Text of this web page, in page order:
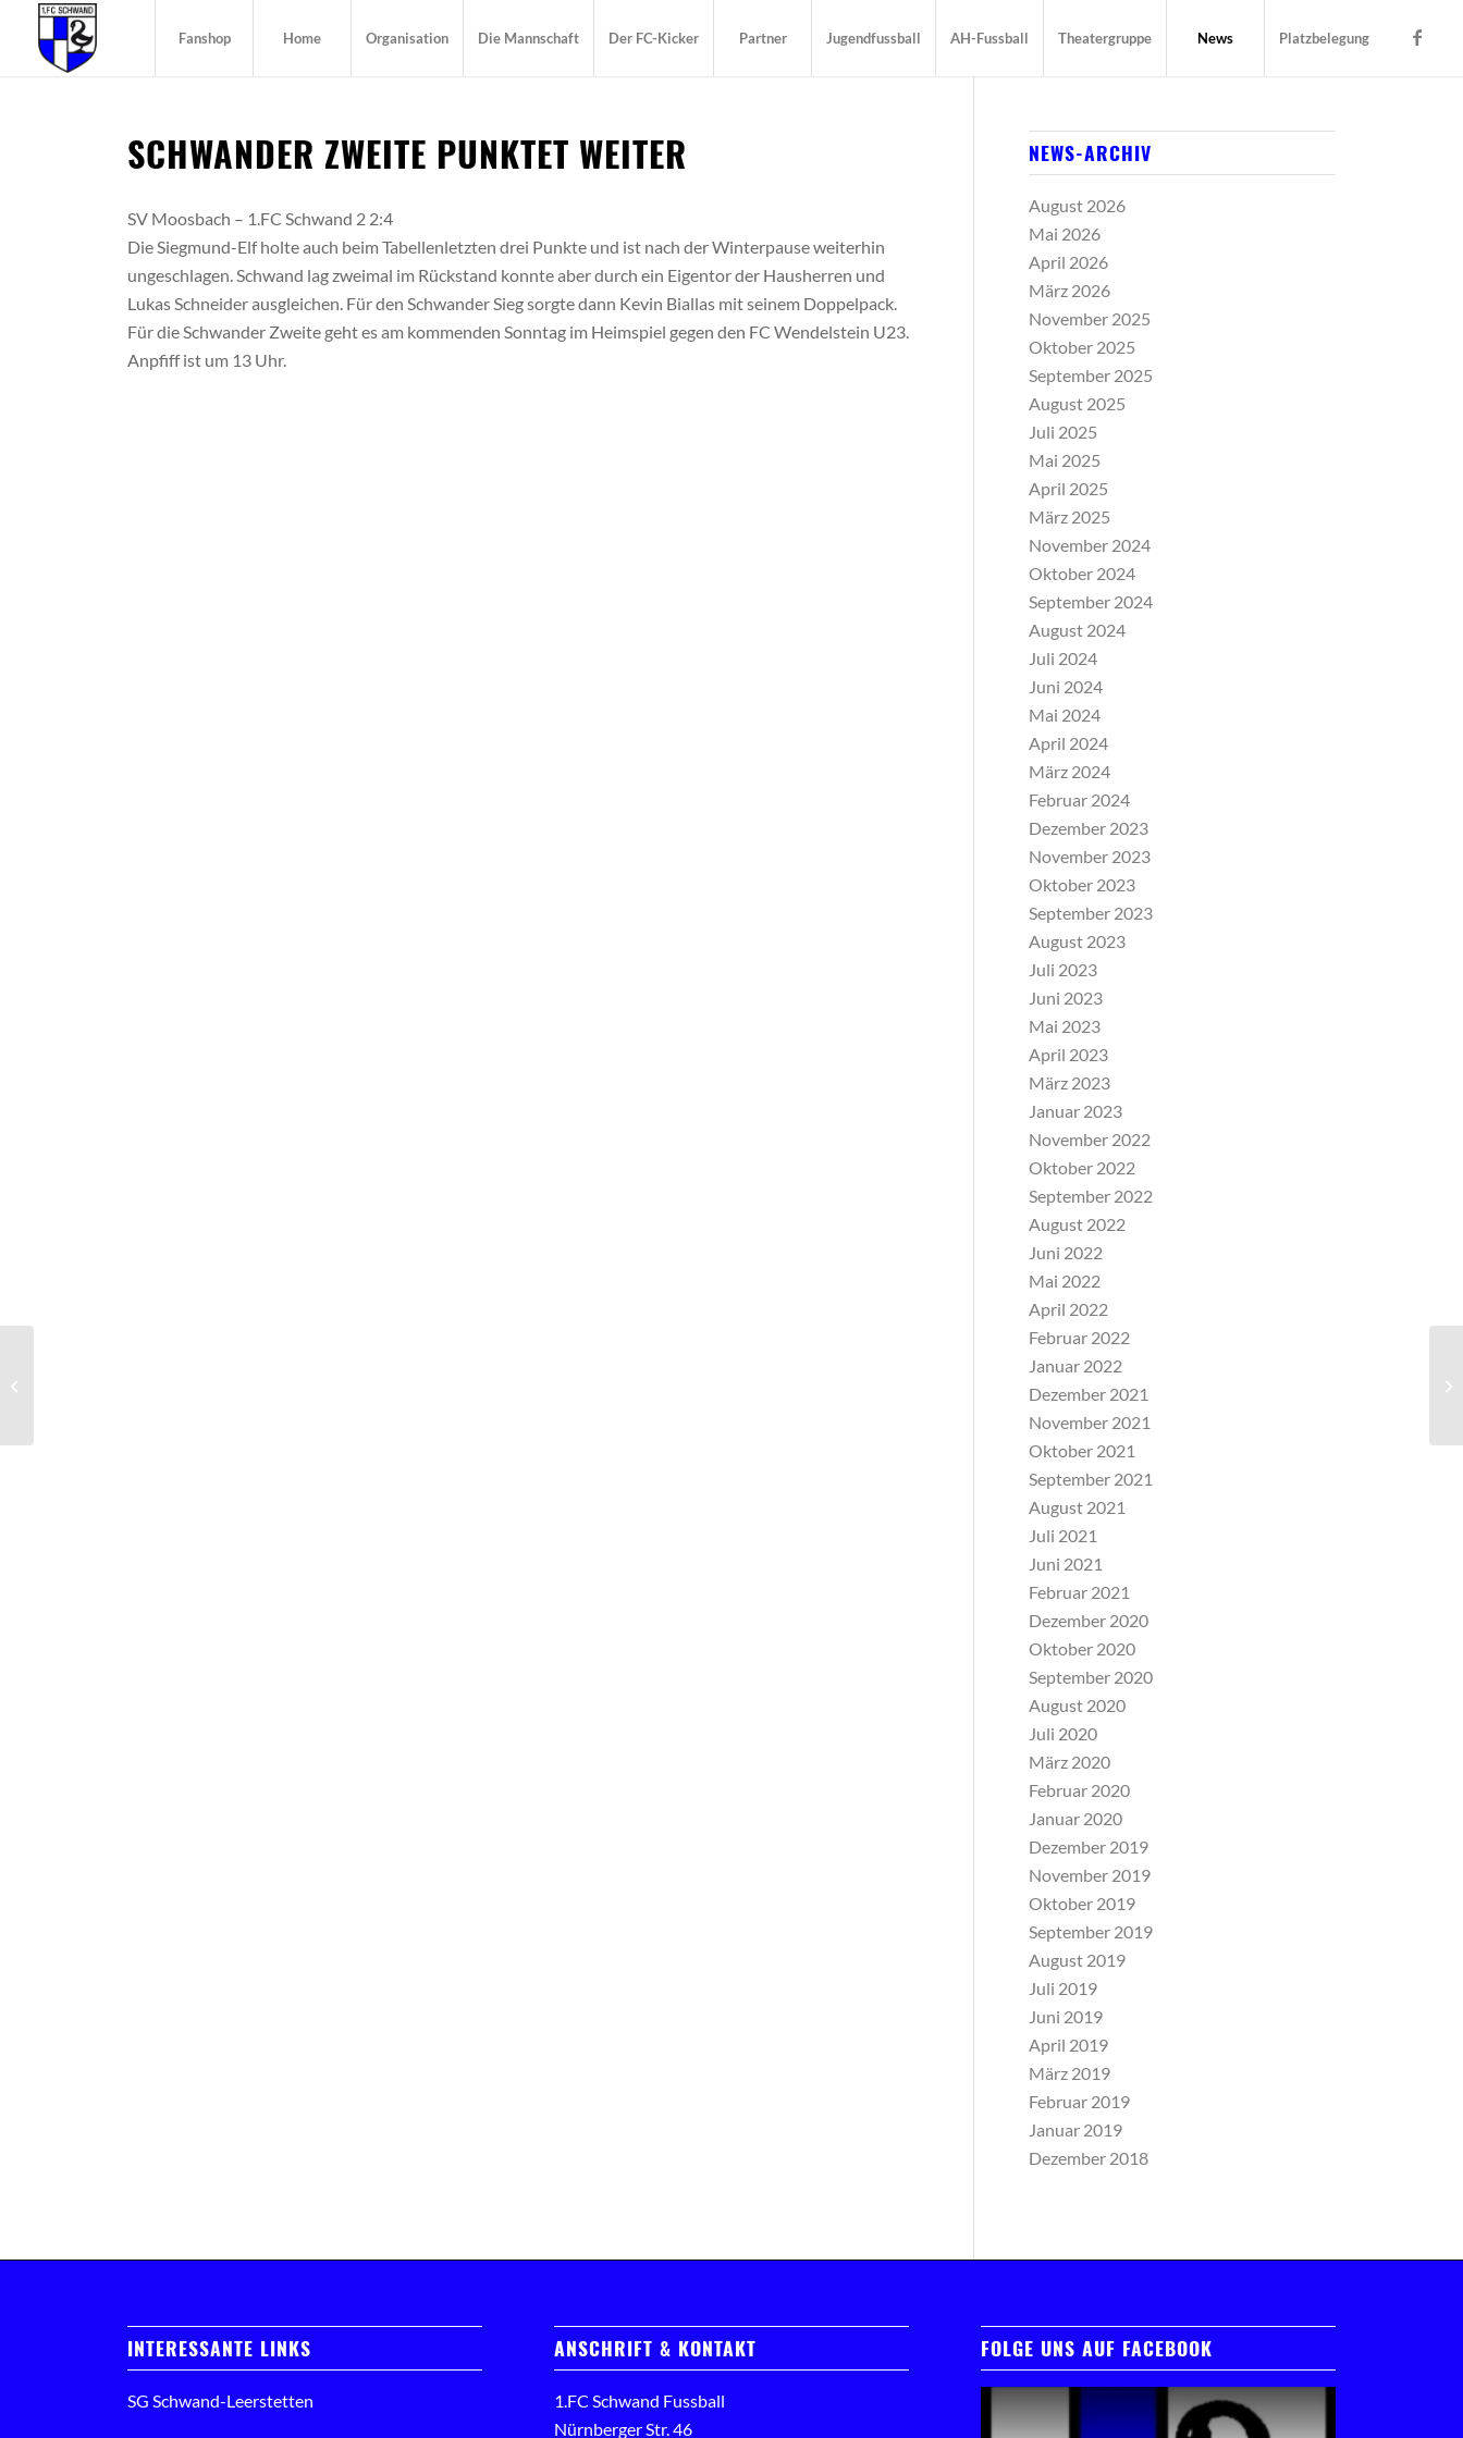
Fanshop Home Organisation Die Mannschaft Der FC-Kicker Partner Jugendfussball AH-Fussball Theatergruppe News Platzbelegung
SCHWANDER ZWEITE PUNKTET WEITER
SV Moosbach – 1.FC Schwand 2 2:4
Die Siegmund-Elf holte auch beim Tabellenletzten drei Punkte und ist nach der Winterpause weiterhin
ungeschlagen. Schwand lag zweimal im Rückstand konnte aber durch ein Eigentor der Hausherren und
Lukas Schneider ausgleichen. Für den Schwander Sieg sorgte dann Kevin Biallas mit seinem Doppelpack.
Für die Schwander Zweite geht es am kommenden Sonntag im Heimspiel gegen den FC Wendelstein U23.
Anpfiff ist um 13 Uhr.
NEWS-ARCHIV
August 2026
Mai 2026
April 2026
März 2026
November 2025
Oktober 2025
September 2025
August 2025
Juli 2025
Mai 2025
April 2025
März 2025
November 2024
Oktober 2024
September 2024
August 2024
Juli 2024
Juni 2024
Mai 2024
April 2024
März 2024
Februar 2024
Dezember 2023
November 2023
Oktober 2023
September 2023
August 2023
Juli 2023
Juni 2023
Mai 2023
April 2023
März 2023
Januar 2023
November 2022
Oktober 2022
September 2022
August 2022
Juni 2022
Mai 2022
April 2022
Februar 2022
Januar 2022
Dezember 2021
November 2021
Oktober 2021
September 2021
August 2021
Juli 2021
Juni 2021
Februar 2021
Dezember 2020
Oktober 2020
September 2020
August 2020
Juli 2020
März 2020
Februar 2020
Januar 2020
Dezember 2019
November 2019
Oktober 2019
September 2019
August 2019
Juli 2019
Juni 2019
April 2019
März 2019
Februar 2019
Januar 2019
Dezember 2018
INTERESSANTE LINKS
SG Schwand-Leerstetten
ANSCHRIFT & KONTAKT
1.FC Schwand Fussball
Nürnberger Str. 46
FOLGE UNS AUF FACEBOOK